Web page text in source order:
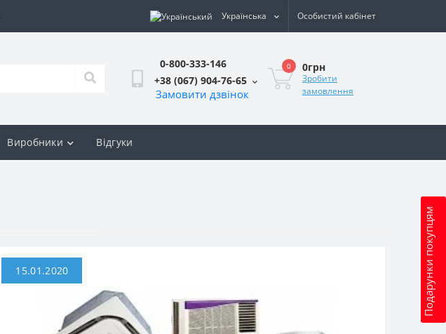
Українська Особистий кабінет
0-800-333-146
+38 (067) 904-76-65
Замовити дзвінок
0 0грн
Зробити
замовлення
Подарунки покупцям
Виробники Відгуки
15.01.2020